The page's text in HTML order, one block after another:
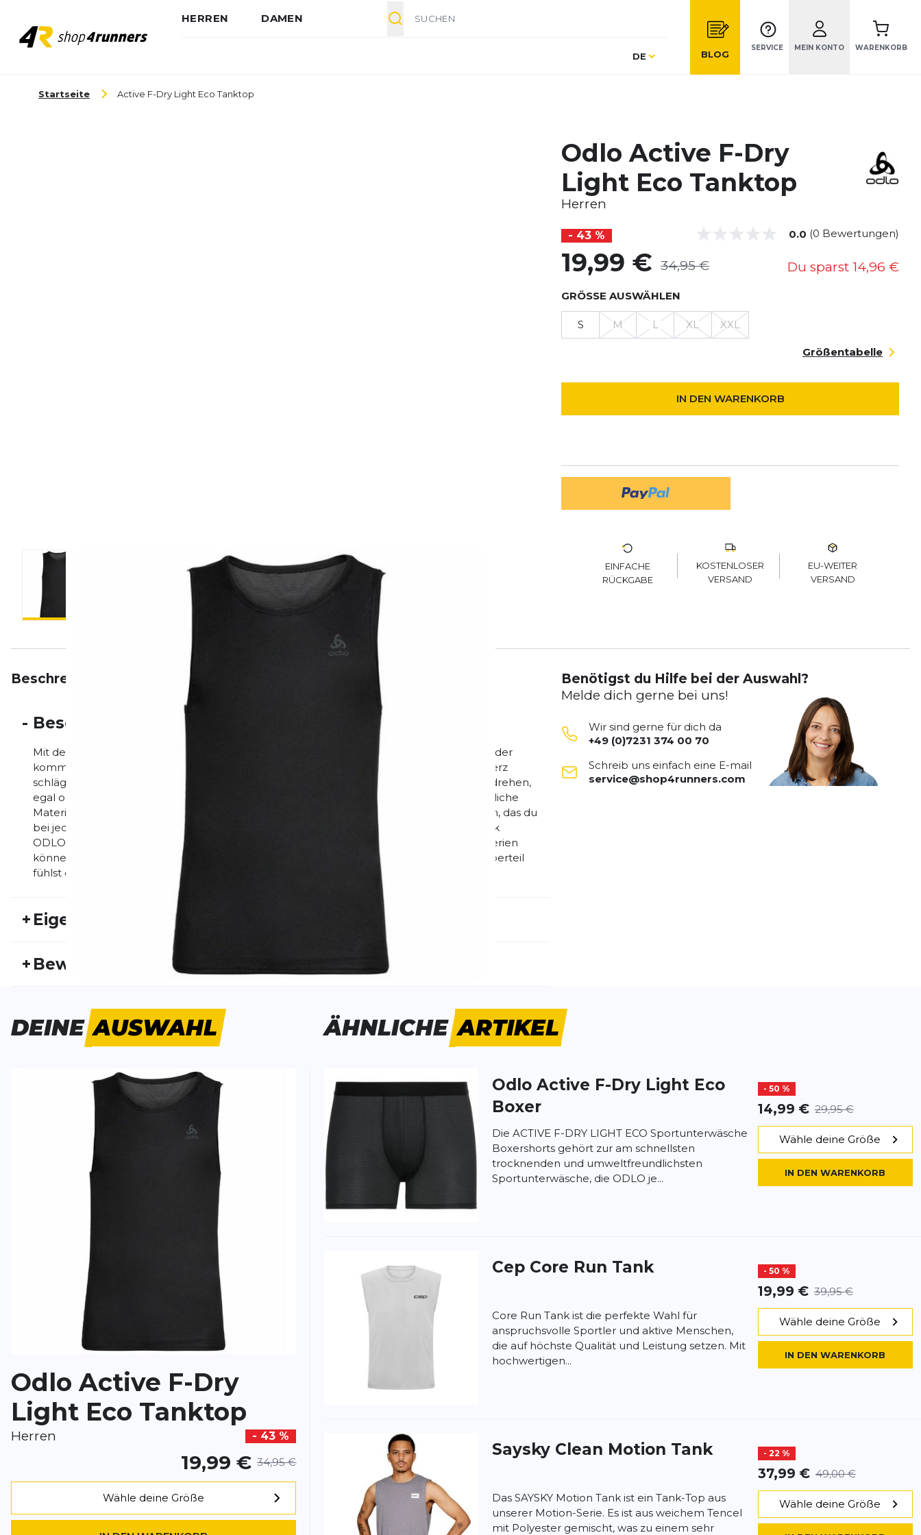
HERREN DAMEN
Sprache
DE BLOG
SERVICE MEIN KONTO WARENKORB
Startseite Active F-Dry Light Eco Tanktop
Odlo Active F-Dry
Light Eco Tanktop
Herren
- 43 % 0.0 (0 Bewertungen)
19,99 € 34,95 € Du sparst 14,96 €
GRÖSSE AUSWÄHLEN
S M L XL XXL
Größentabelle
IN DEN WARENKORB
EINFACHE
RÜCKGABE
KOSTENLOSER
VERSAND
EU-WEITER
VERSAND
Beschreibung Eigenschaften
- Beschreibung
Mit dem leichten, vielseitigen ACTIVE F-DRY LIGHT ECO Tanktop von ODLO kannst du in der
kommenden Saison neue Bestleistungen bringen, ganz gleich für welchen Sport dein Herz
schlägt. Dank ODLOs innovativen F-DRY-Technologie trocknet das Oberteil im Handumdrehen,
egal ob du es solo trägst oder als Baselayer unter anderen Schichten. Das umweltfreundliche
Material aus recyceltem Polyester liegt angenehm weich auf der Haut und ist so elastisch, das du
bei jeder Aktivität optimale Bewegungsfreiheit hast. Unangenehme Gerüche haben dank
ODLOs nachhaltiger ZeroScent-Technologie keine Chance, denn geruchsbildende Bakterien
können gar nicht erst ins Material eindringen. Mit dem ACTIVE F-DRY LIGHT ECO Sportoberteil
fühlst du dich stets rundum wohl in deiner Haut!
+ Eigenschaften
Fremdartikelnummer:
Geschlecht:
Herren Aktivitätstyp: Laufen
+ Bewertungen
Bisher hat noch niemand dieses Produkt bewertet.
SCHREIBE EINE BEWERTUNG
Active F-Dry Light Eco Tanktop Produktbewertung
Überschrift
Überschrift
Rezension
Pflichtfelder
BEWERTUNG HINZUFÜGEN
Dieses Formular ist durch reCAPTCHA geschützt – es gelten die
Google.
Benötigst du Hilfe bei der Auswahl?
Melde dich gerne bei uns!
Wir sind gerne für dich da
+49 (0)7231 374 00 70
Schreib uns einfach eine E-mail
service@shop4runners.com
DEINEAUSWAHL
Odlo Active F-Dry
Light Eco Tanktop
Herren - 43 %
19,99 € 34,95 €
Wähle deine Größe
ÄHNLICHEARTIKEL
OdloActive F-Dry Light Eco
Boxer
- 50 %
14,99 € 29,95 €
Die ACTIVE F-DRY LIGHT ECO Sportunterwäsche
Boxershorts gehört zur am schnellsten
trocknenden und umweltfreundlichsten
Sportunterwäsche, die ODLO je...
Wähle deine Größe
IN DEN WARENKORB
Cep Core Run Tank - 50 %
19,99 € 39,95 €
Core Run Tank ist die perfekte Wahl für
anspruchsvolle Sportler und aktive Menschen,
die auf höchste Qualität und Leistung setzen. Mit
hochwertigen...
Wähle deine Größe
IN DEN WARENKORB
Saysky Clean Motion Tank - 22 %
37,99 € 49,00 €
Das SAYSKY Motion Tank ist ein Tank-Top aus
unserer Motion-Serie. Es ist aus weichem Tencel
mit Polyester gemischt, was zu einem sehr
Wähle deine Größe